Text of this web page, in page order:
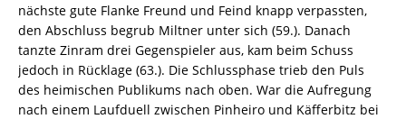
nächste gute Flanke Freund und Feind knapp verpassten,
den Abschluss begrub Miltner unter sich (59.). Danach
tanzte Zinram drei Gegenspieler aus, kam beim Schuss
jedoch in Rücklage (63.). Die Schlussphase trieb den Puls
des heimischen Publikums nach oben. War die Aufregung
nach einem Laufduell zwischen Pinheiro und Käfferbitz bei